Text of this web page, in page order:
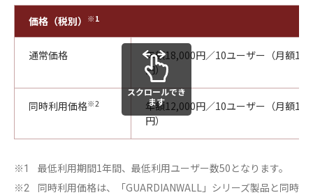
価格（税別） ※1
通常価格
年額18,000円／10ユーザー（月額1
円）
同時利用価格※2
年額12,000円／10ユーザー（月額1
円）
スクロールでき
ます
※1 最低利用期間1年間、最低利用ユーザー数50となります。
※2
同時利用価格は、「GUARDIANWALL」シリーズ製品と同時